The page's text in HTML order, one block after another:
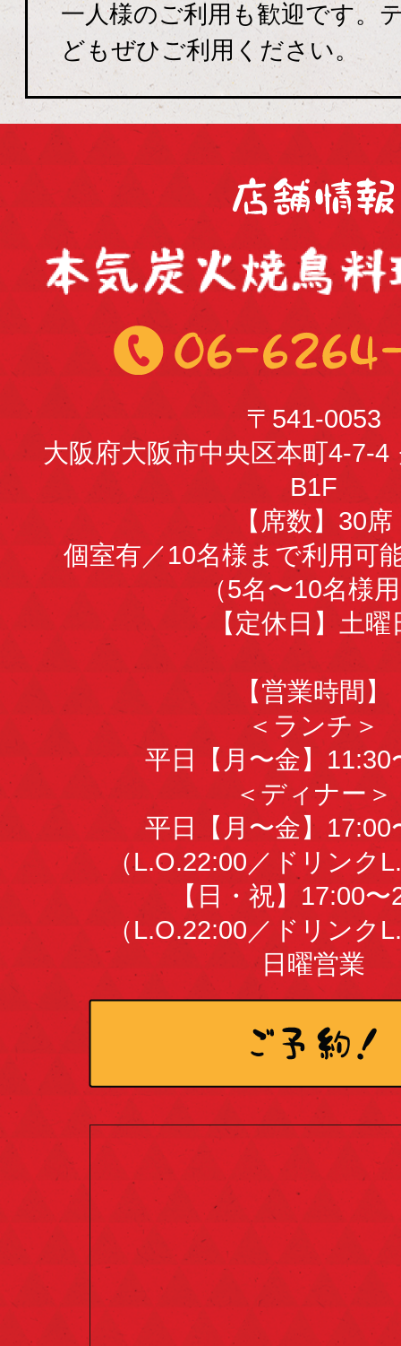
一人様のご利用も歓迎です。
どもぜひご利用ください。
〒541-0053
大阪府大阪市中央区本町4-7-
B1F
【席数】30席
個室有／10名様まで利用可
（5名〜10名様
【定休日】土曜
【営業時間】
＜ランチ＞
平日【月〜金】11:30
＜ディナー＞
平日【月〜金】17:00
（L.O.22:00／ドリンク
【日・祝】17:00〜
（L.O.22:00／ドリンク
日曜営業